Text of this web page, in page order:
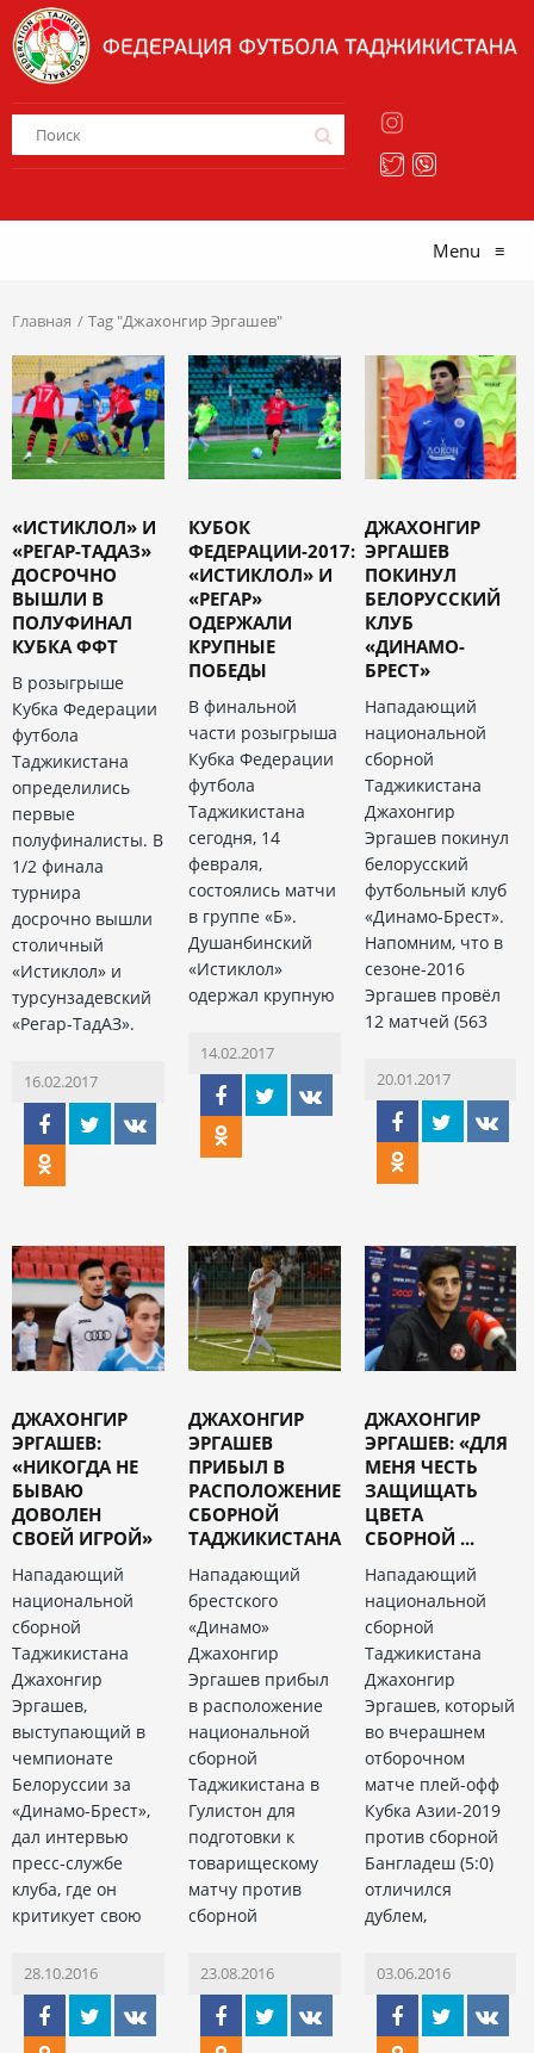
Menu ≡
Главная Tag "Джахонгир Эргашев"
«ИСТИКЛОЛ» И
«РЕГАР-ТАДАЗ»
ДОСРОЧНО
ВЫШЛИ В
ПОЛУФИНАЛ
КУБКА ФФТ
В розыгрыше
Кубка Федерации
футбола
Таджикистана
определились
первые
полуфиналисты. В
1/2 финала
турнира
досрочно вышли
столичный
«Истиклол» и
турсунзадевский
«Регар-ТадАЗ».
16.02.2017
КУБОК
ФЕДЕРАЦИИ-2017:
«ИСТИКЛОЛ» И
«РЕГАР»
ОДЕРЖАЛИ
КРУПНЫЕ
ПОБЕДЫ
В финальной
части розыгрыша
Кубка Федерации
футбола
Таджикистана
сегодня, 14
февраля,
состоялись матчи
в группе «Б».
Душанбинский
«Истиклол»
одержал крупную
14.02.2017
ДЖАХОНГИР
ЭРГАШЕВ
ПОКИНУЛ
БЕЛОРУССКИЙ
КЛУБ
«ДИНАМО-
БРЕСТ»
Нападающий
национальной
сборной
Таджикистана
Джахонгир
Эргашев покинул
белорусский
футбольный клуб
«Динамо-Брест».
Напомним, что в
сезоне-2016
Эргашев провёл
12 матчей (563
20.01.2017
ДЖАХОНГИР
ЭРГАШЕВ:
«НИКОГДА НЕ
БЫВАЮ
ДОВОЛЕН
СВОЕЙ ИГРОЙ»
Нападающий
национальной
сборной
Таджикистана
Джахонгир
Эргашев,
выступающий в
чемпионате
Белоруссии за
«Динамо-Брест»,
дал интервью
пресс-службе
клуба, где он
критикует свою
28.10.2016
ДЖАХОНГИР
ЭРГАШЕВ
ПРИБЫЛ В
РАСПОЛОЖЕНИЕ
СБОРНОЙ
ТАДЖИКИСТАНА
Нападающий
брестского
«Динамо»
Джахонгир
Эргашев прибыл
в расположение
национальной
сборной
Таджикистана в
Гулистон для
подготовки к
товарищескому
матчу против
сборной
23.08.2016
ДЖАХОНГИР
ЭРГАШЕВ: «ДЛЯ
МЕНЯ ЧЕСТЬ
ЗАЩИЩАТЬ
ЦВЕТА
СБОРНОЙ ...
Нападающий
национальной
сборной
Таджикистана
Джахонгир
Эргашев, который
во вчерашнем
отборочном
матче плей-офф
Кубка Азии-2019
против сборной
Бангладеш (5:0)
отличился
дублем,
03.06.2016